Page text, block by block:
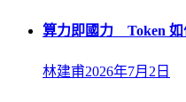
算力即國力 Token 如
林建甫2026年7月2日